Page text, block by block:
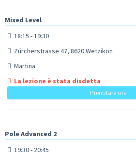
Mixed Level
18:15 - 19:30
Zürcherstrasse 47, 8620 Wetzikon
Martina
La lezione è stata disdetta
Prenotare ora
Pole Advanced 2
19:30 - 20:45